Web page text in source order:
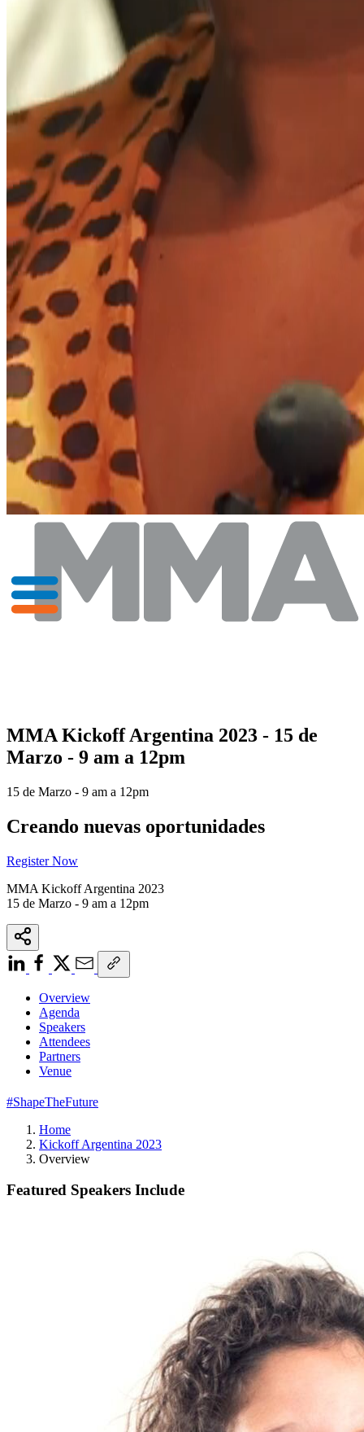
MMA Kickoff Argentina 2023 - 15 de
Marzo - 9 am a 12pm
15 de Marzo - 9 am a 12pm
Creando nuevas oportunidades
Register Now
MMA Kickoff Argentina 2023
15 de Marzo - 9 am a 12pm
Overview
Agenda
Speakers
Attendees
Partners
Venue
#ShapeTheFuture
Home
Kickoff Argentina 2023
Overview
Featured Speakers Include